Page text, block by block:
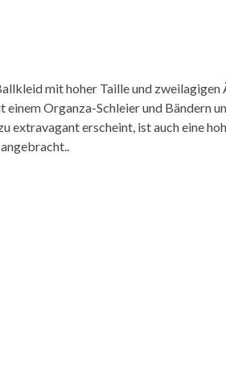
mit hoher Taille und
einem Organza-Schleier und Bändern
extravagant erscheint, ist auch eine